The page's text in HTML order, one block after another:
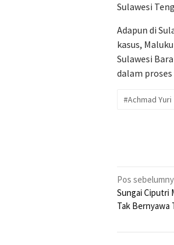
Sulawesi
Adapun di
kasus,
Sulawesi
dalam
#Achmad Yuri
pos
Pos
Sungai Ciputri
Tak Bernyawa